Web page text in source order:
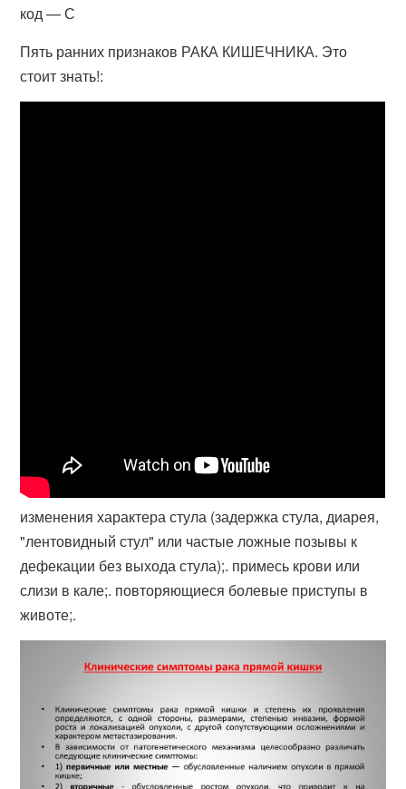
код — С
Пять ранних признаков РАКА КИШЕЧНИКА. Это
стоит знать!:
изменения характера стула (задержка стула, диарея,
"лентовидный стул" или частые ложные позывы к
дефекации без выхода стула);. примесь крови или
слизи в кале;. повторяющиеся болевые приступы в
животе;.